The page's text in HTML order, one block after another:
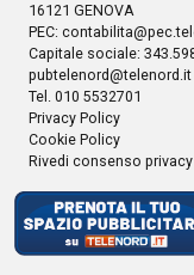
16121 GENOVA
PEC:
Capitale sociale:
pubtelenord@telenord.it
Tel. 010 5532701
Privacy Policy
Cookie Policy
Rivedi consenso privacy